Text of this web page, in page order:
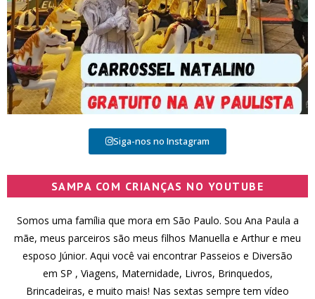
Siga-nos no Instagram
SAMPA COM CRIANÇAS NO YOUTUBE
Somos uma família que mora em São Paulo. Sou Ana Paula a
mãe, meus parceiros são meus filhos Manuella e Arthur e meu
esposo Júnior. Aqui você vai encontrar Passeios e Diversão
em SP , Viagens, Maternidade, Livros, Brinquedos,
Brincadeiras, e muito mais! Nas sextas sempre tem vídeo